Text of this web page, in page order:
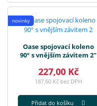
novinky
Oase spojovací koleno
90° s vnějším závitem 2"
227,00 Kč
187,60 Kč bez DPH
Přidat do košíku